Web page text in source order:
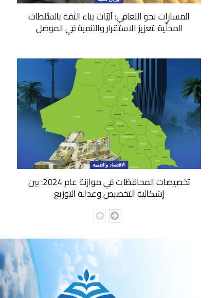
المسارات نحو التعافي: آليّات بناء الثقة بالسُّلطات
المحلِّية لتعزيز الاستقرار والتنمية في الموصل
الاقتصاد والتنمية
تخصيصات المحافظات في موازنة عام 2024: بين
إشكالية التخصيص وعدالة التوزيع